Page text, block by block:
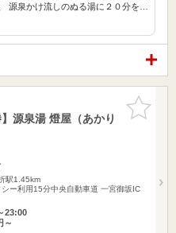
源泉かけ流しのぬる湯に２０分を…
お気に入
りに追加
源泉湯 燈屋（あかり
駅1.45km
ー利用15分中央自動車道 一宮御坂IC
23:00
～